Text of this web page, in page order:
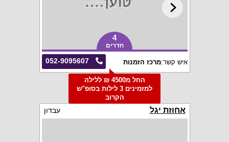
4
חדרים
052-9095607 איש קשר:מרכז הזמנות
החל מ4500 ₪ ללילה
למזמינים 3 לילות בסופ"ש
הקרוב
אחוזת יגל עבדון